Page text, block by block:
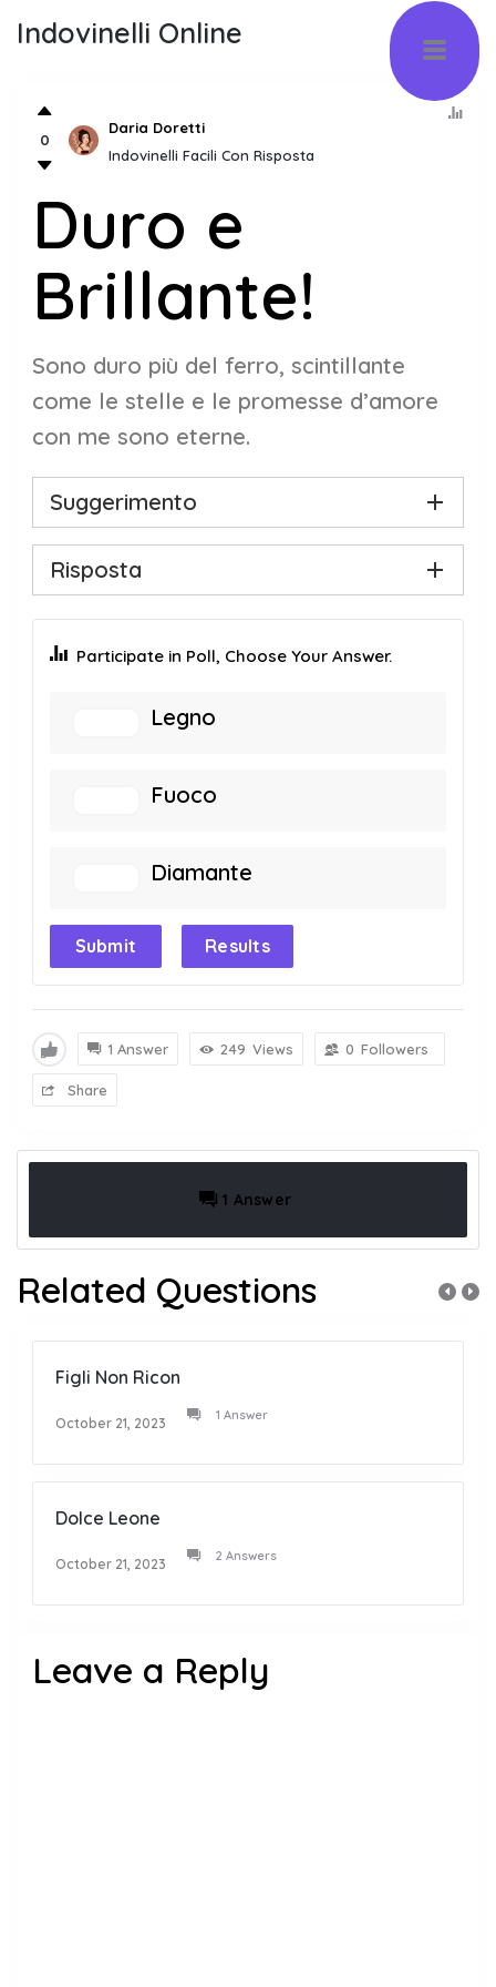
Indovinelli Online
0
Daria Doretti
Indovinelli Facili Con Risposta
Duro e
Brillante!
Sono duro più del ferro, scintillante
come le stelle e le promesse d’amore
con me sono eterne.
Suggerimento
Risposta
Participate in Poll, Choose Your Answer.
Legno
Fuoco
Diamante
Submit Results
1 Answer 249 Views 0 Followers
Share
1 Answer
Related Questions
Figli Non Ricon
October 21, 2023 1 Answer
Dolce Leone
October 21, 2023 2 Answers
Leave a Reply